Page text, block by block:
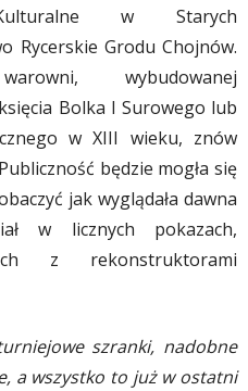
Kulturalne w Starych
Rycerskie Grodu Chojnów.
wybudowanej
Bolka I Surowego lub
w XIII wieku, znów
będzie mogła się
jak wyglądała dawna
w licznych pokazach,
z rekonstruktorami
szranki, nadobne
a wszystko to już w ostatni